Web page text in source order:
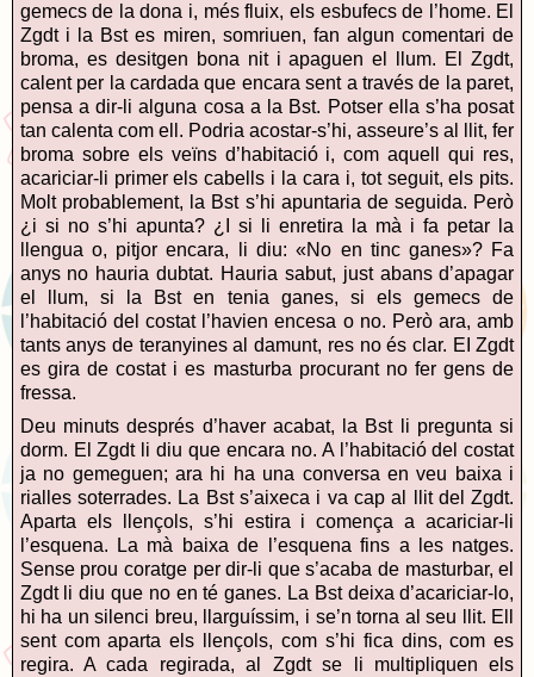
gemecs de la dona i, més fluix, els esbufecs de l’home. El
Zgdt i la Bst es miren, somriuen, fan algun comentari de
broma, es desitgen bona nit i apaguen el llum. El Zgdt,
calent per la cardada que encara sent a través de la paret,
pensa a dir-li alguna cosa a la Bst. Potser ella s’ha posat
tan calenta com ell. Podria acostar-s’hi, asseure’s al llit, fer
broma sobre els veïns d’habitació i, com aquell qui res,
acariciar-li primer els cabells i la cara i, tot seguit, els pits.
Molt probablement, la Bst s’hi apuntaria de seguida. Però
¿i si no s’hi apunta? ¿I si li enretira la mà i fa petar la
llengua o, pitjor encara, li diu: «No en tinc ganes»? Fa
anys no hauria dubtat. Hauria sabut, just abans d’apagar
el llum, si la Bst en tenia ganes, si els gemecs de
l’habitació del costat l’havien encesa o no. Però ara, amb
tants anys de teranyines al damunt, res no és clar. EI Zgdt
es gira de costat i es masturba procurant no fer gens de
fressa.
Deu minuts després d’haver acabat, la Bst li pregunta si
dorm. El Zgdt li diu que encara no. A l’habitació del costat
ja no gemeguen; ara hi ha una conversa en veu baixa i
rialles soterrades. La Bst s’aixeca i va cap al llit del Zgdt.
Aparta els llençols, s’hi estira i comença a acariciar-li
l’esquena. La mà baixa de l’esquena fins a les natges.
Sense prou coratge per dir-li que s’acaba de masturbar, el
Zgdt li diu que no en té ganes. La Bst deixa d’acariciar-lo,
hi ha un silenci breu, llarguíssim, i se’n torna al seu llit. Ell
sent com aparta els llençols, com s’hi fica dins, com es
regira. A cada regirada, al Zgdt se li multipliquen els